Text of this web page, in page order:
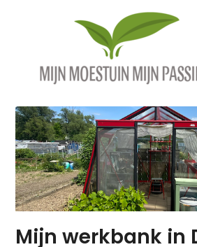
Blog
Mijn werkbank in